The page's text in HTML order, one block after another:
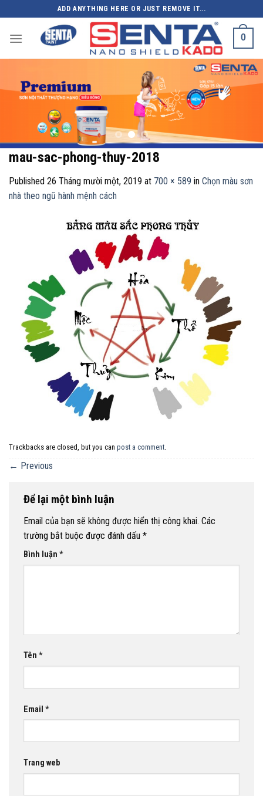
to
content
ADD ANYTHING HERE OR JUST REMOVE IT...
0
mau-sac-phong-thuy-2018
Published 26 Tháng mười một, 2019 at 700 × 589 in Chọn màu sơn
nhà theo ngũ hành mệnh cách
Trackbacks are closed, but you can post a comment
← Previous
Để lại một bình luận
Email của bạn sẽ không được hiển thị công khai. Các
trường bắt buộc được đánh dấu *
Bình luận *
Tên *
Email *
Trang web